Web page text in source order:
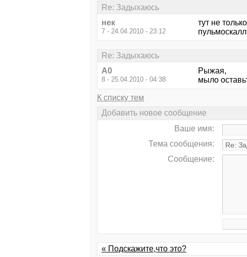
Re: Задыхаюсь
нек
7 - 24.04.2010 - 23:12
тут не
Re: Задыхаюсь
А0
8 - 25.04.2010 - 04:38
Рыжая,
мыло
К списку тем
Добавить новое сообщение
Ваше имя:
Тема сообщения:
Сообщение:
« Подскажите,что это?